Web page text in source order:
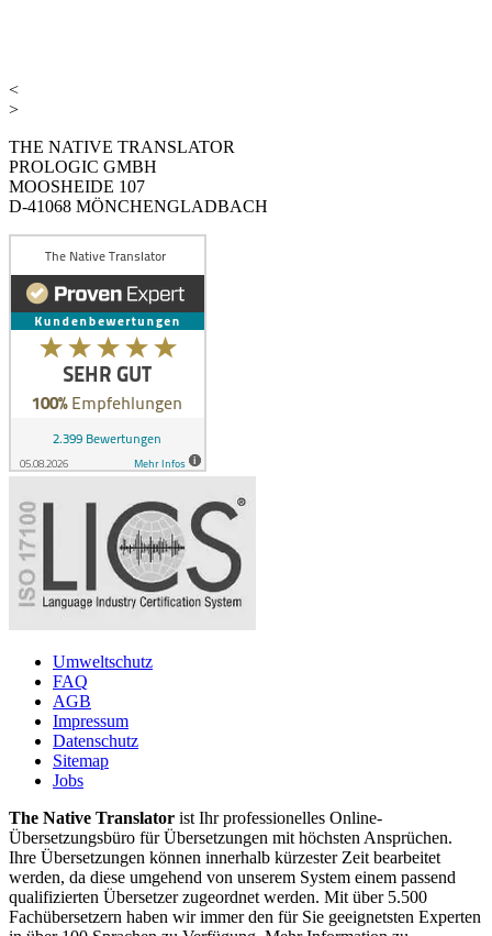
<
>
THE NATIVE TRANSLATOR
PROLOGIC GMBH
MOOSHEIDE 107
D-41068 MÖNCHENGLADBACH
Umweltschutz
FAQ
AGB
Impressum
Datenschutz
Sitemap
Jobs
The Native Translator ist Ihr professionelles Online-
Übersetzungsbüro für Übersetzungen mit höchsten Ansprüchen.
Ihre Übersetzungen können innerhalb kürzester Zeit bearbeitet
werden, da diese umgehend von unserem System einem passend
qualifizierten Übersetzer zugeordnet werden. Mit über 5.500
Fachübersetzern haben wir immer den für Sie geeignetsten Experten